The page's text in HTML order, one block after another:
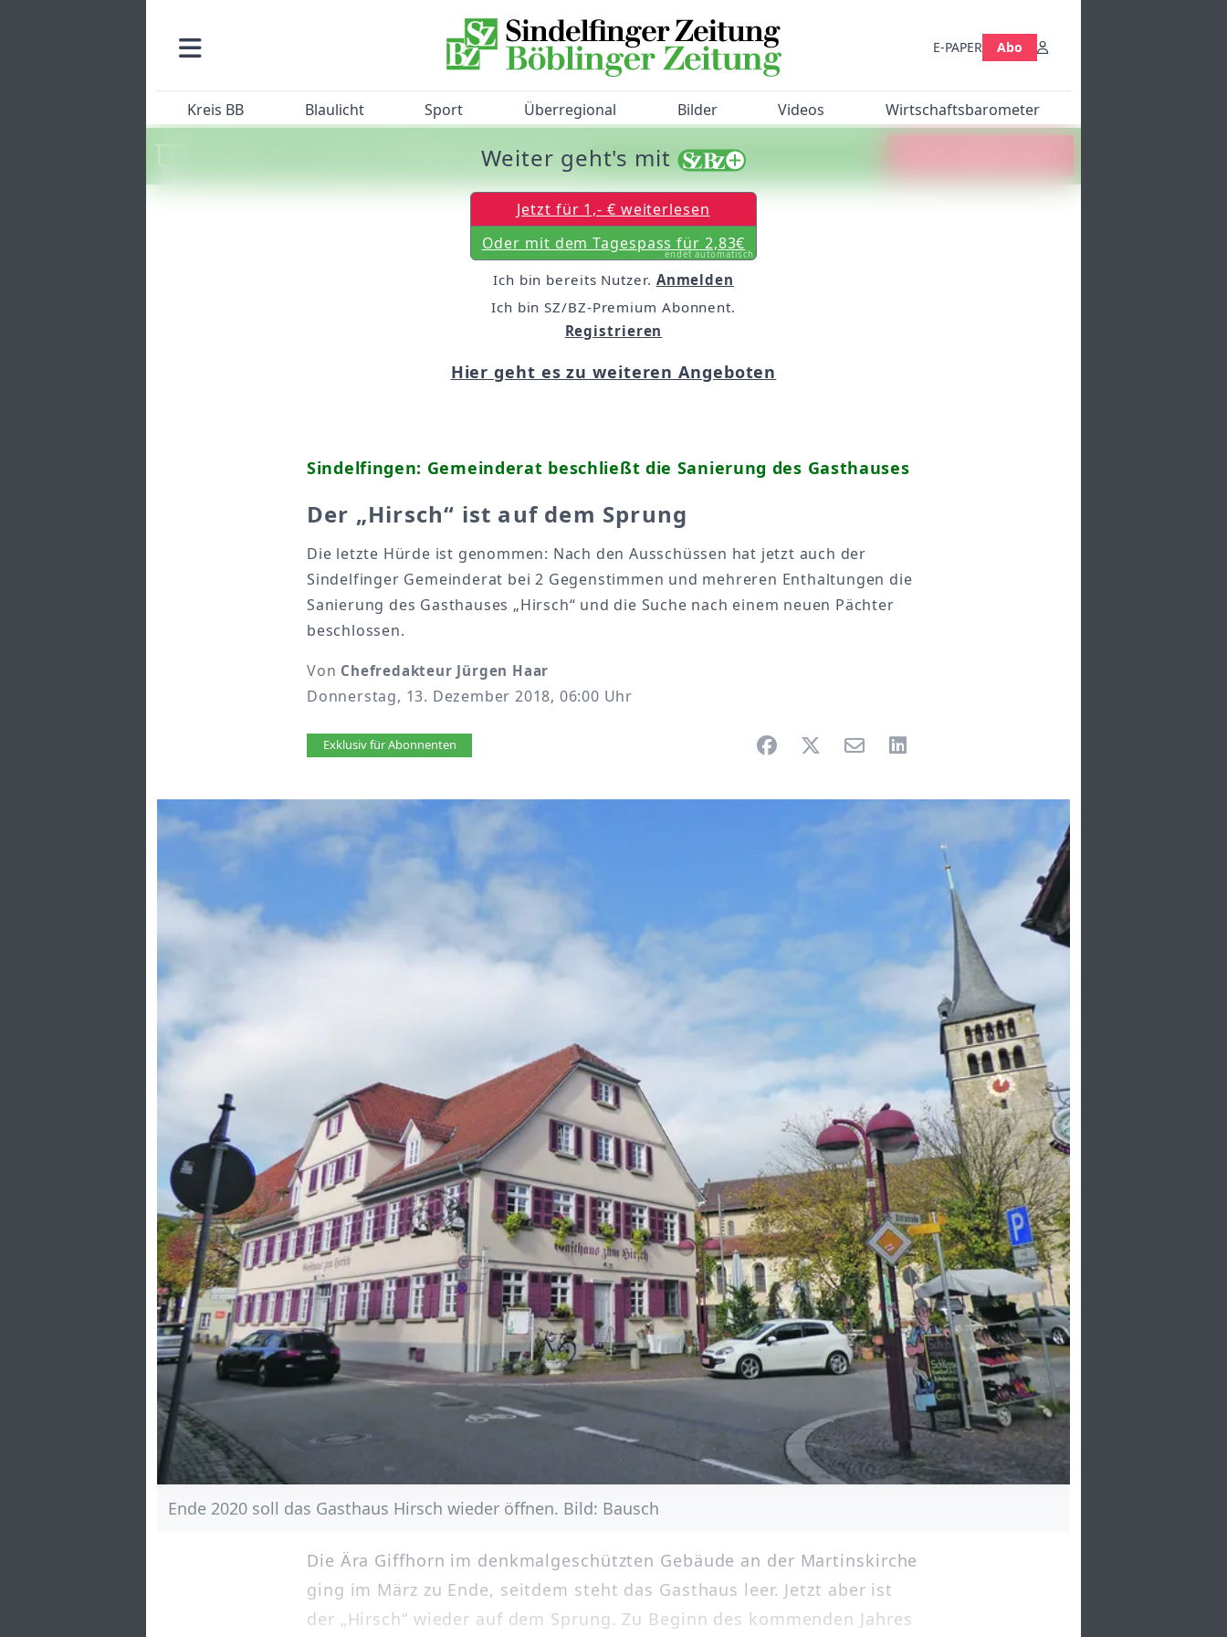
E-PAPER Abo
Kreis BB Blaulicht Sport Überregional Bilder Videos Wirtschaftsbarometer
Machen Sie mit beim SZ/BZ-Bürgerbarometer!
Sindelfingen: Gemeinderat beschließt die Sanierung des Gasthauses
Der „Hirsch“ ist auf dem Sprung
Die letzte Hürde ist genommen: Nach den Ausschüssen hat jetzt auch der
Sindelfinger Gemeinderat bei 2 Gegenstimmen und mehreren Enthaltungen die
Sanierung des Gasthauses „Hirsch“ und die Suche nach einem neuen Pächter
beschlossen.
Von Chefredakteur Jürgen Haar
Donnerstag, 13. Dezember 2018, 06:00 Uhr
Artikel vorlesen
Exklusiv für Abonnenten
Ende 2020 soll das Gasthaus Hirsch wieder öffnen. Bild: Bausch
Die Ära Giffhorn im denkmalgeschützten Gebäude an der Martinskirche
ging im März zu Ende, seitdem steht das Gasthaus leer. Jetzt aber ist
der „Hirsch“ wieder auf dem Sprung. Zu Beginn des kommenden Jahres
Weiter geht's mit
Jetzt für 1,- € weiterlesen
Oder mit dem Tagespass für 2,83€
endet automatisch
Ich bin bereits Nutzer. Anmelden
Ich bin SZ/BZ-Premium Abonnent.
Registrieren
Hier geht es zu weiteren Angeboten